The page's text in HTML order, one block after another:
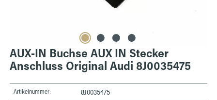
AUX-IN Buchse AUX IN Stecker
Anschluss Original Audi 8J0035475
Artikelnummer: 8J0035475